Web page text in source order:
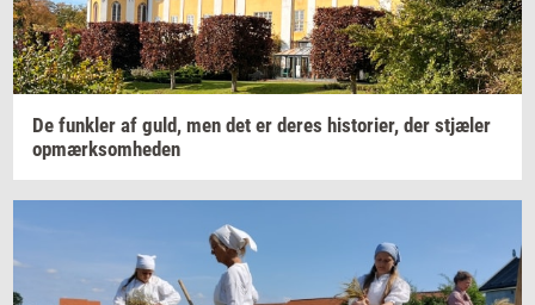
De funk­ler af guld, men det er deres hi­sto­ri­er, der stjæ­ler
op­mærk­som­he­den